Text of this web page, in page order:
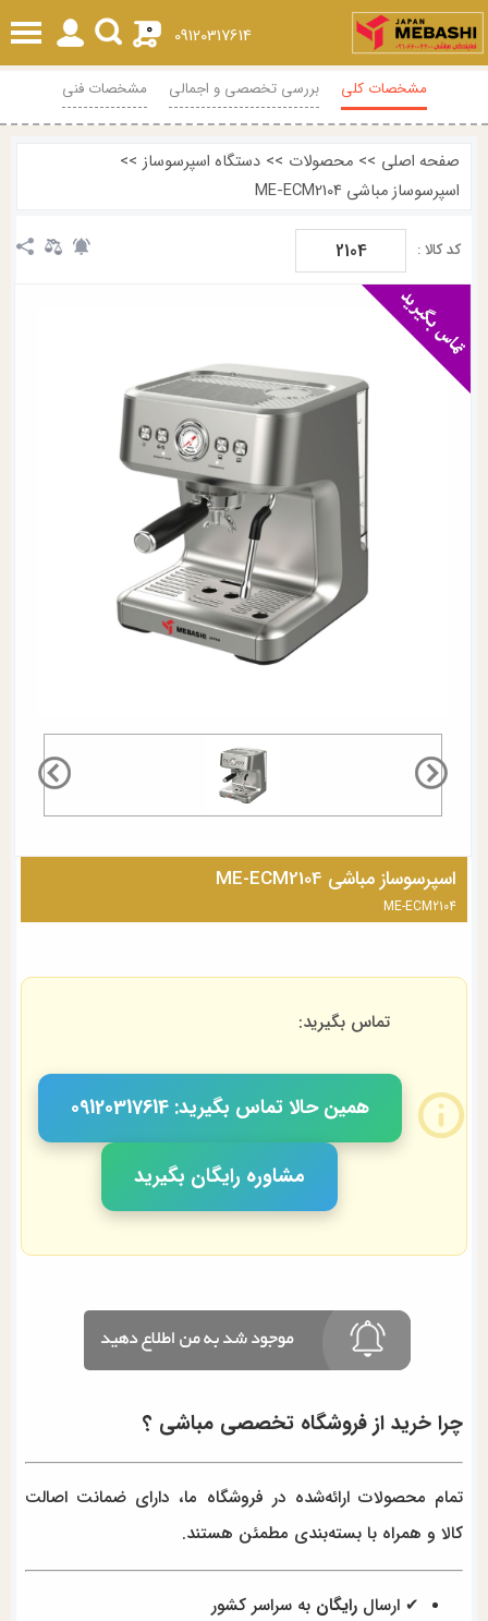
09120317614
0
مشخصات کلی بررسی تخصصی و اجمالی مشخصات فنی
صفحه اصلی >> محصولات >> دستگاه اسپرسوساز >>
اسپرسوساز مباشی ME-ECM2104
کد کالا : 2104
اسپرسوساز مباشی ME-ECM2104
ME-ECM2104
تماس بگیرید:
همین حالا تماس بگیرید: 09120317614
مشاوره رایگان بگیرید
چرا خرید از فروشگاه تخصصی مباشی ؟
تمام محصولات ارائه‌شده در فروشگاه ما، دارای ضمانت اصالت
کالا و همراه با بسته‌بندی مطمئن هستند.
✔ ارسالرایگان به سراسر کشور